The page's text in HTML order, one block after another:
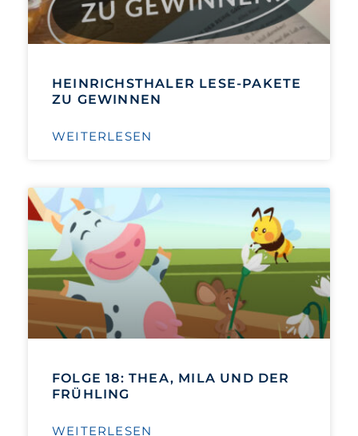
HEINRICHSTHALER LESE-PAKETE
ZU GEWINNEN
WEITERLESEN
FOLGE 18: THEA, MILA UND DER
FRÜHLING
WEITERLESEN